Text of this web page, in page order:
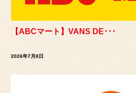
【ABCマート】VANS DE･･･
2026年7月8日